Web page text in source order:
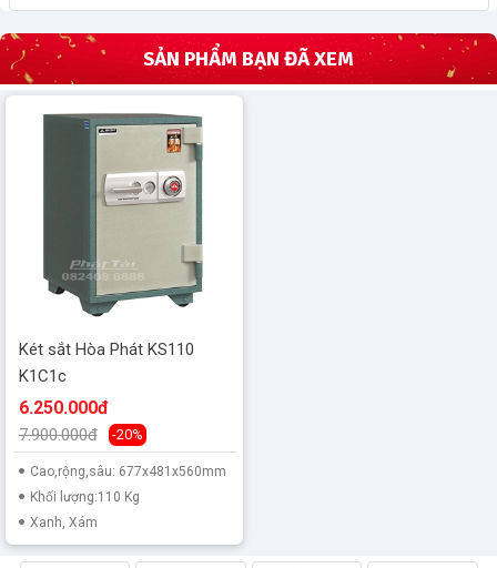
SẢN PHẨM BẠN ĐÃ XEM
Két sắt Hòa Phát KS110
K1C1c
6.250.000đ
7.900.000đ -20%
Cao,rộng,sâu: 677x481x560mm
Khối lượng:110 Kg
Xanh, Xám